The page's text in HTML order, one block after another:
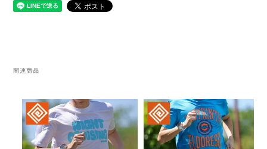
ODLO (オドロ )
OMM(オリジナルマウンテンマラソン)
On Running(オンランニング)
OOFOS (ウーフォス)
関連商品